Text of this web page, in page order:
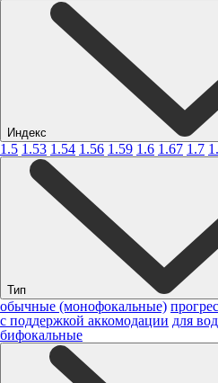
Индекс
1.5 1.53 1.54 1.56 1.59 1.6 1.67 1.7
Тип
обычные (монофокальные)
с поддержкой аккомодации для
бифокальные